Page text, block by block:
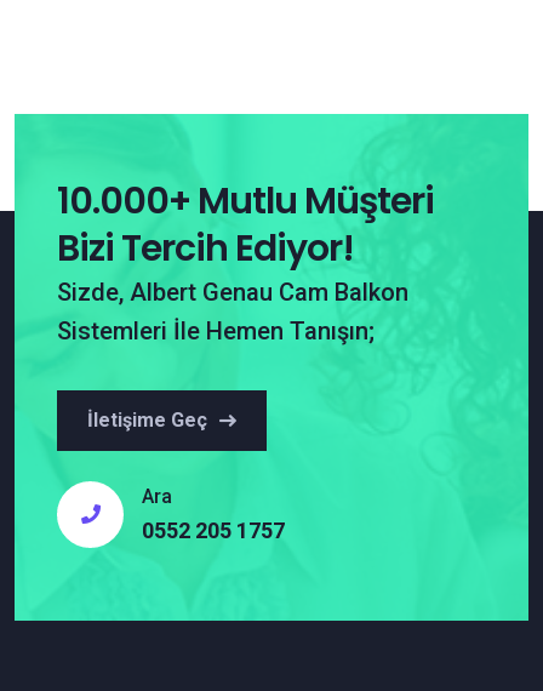
10.000+ Mutlu Müşteri
Bizi Tercih Ediyor!
Sizde, Albert Genau Cam Balkon
Sistemleri İle Hemen Tanışın;
İletişime Geç
Ara
0552 205 1757